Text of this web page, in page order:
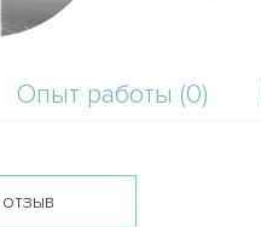
Опыт работы (0)